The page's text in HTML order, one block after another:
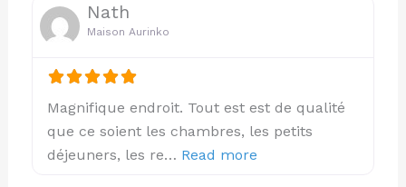
Nath
Maison Aurinko
Magnifique endroit. Tout est est de qualité
que ce soient les chambres, les petits
déjeuners, les re… Read moreabout this listing